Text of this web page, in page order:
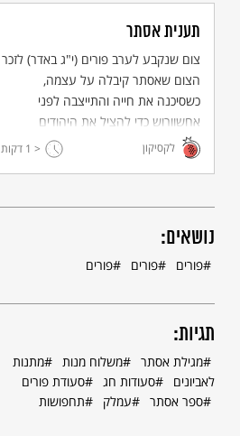
תענית אסתר
צום שנקבע לערב פורים (י"ג באדר) לזכר
הצום שאסתר קיבלה על עצמה,
כשסיכנה את חייה והתייצבה לפני
אחשוורוש כדי להציל את היהודים
מגזירות המן.
לקסיקון < 1 דקות
נושאים:
פורים פורים פורים
תגיות:
מגילת אסתר משלוח מנות
מתנות
לאביונים
סעודות חג
סעודת פורים
ספר אסתר
עמלק תחפושות